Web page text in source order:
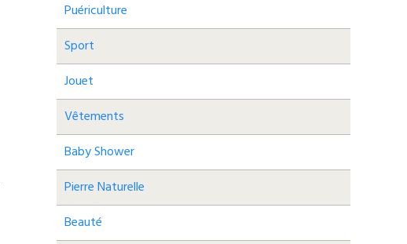
Puériculture
Sport
Jouet
Vêtements
Baby Shower
Pierre Naturelle
Beauté